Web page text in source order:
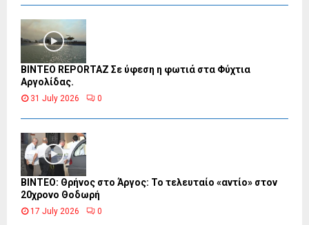
BINTEO REPORTAZ Σε ύφεση η φωτιά στα Φύχτια
Αργολίδας.
31 July 2026 0
ΒΙΝΤΕΟ: Θρήνος στο Άργος: Το τελευταίο «αντίο» στον
20χρονο Θοδωρή
17 July 2026 0